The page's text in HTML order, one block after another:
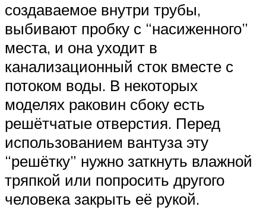
создаваемое внутри трубы,
выбивают пробку с “насиженного”
места, и она уходит в
канализационный сток вместе с
потоком воды. В некоторых
моделях раковин сбоку есть
решётчатые отверстия. Перед
использованием вантуза эту
“решётку” нужно заткнуть влажной
тряпкой или попросить другого
человека закрыть её рукой.